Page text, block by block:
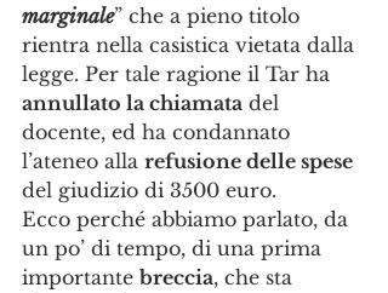
marginale” che a pieno titolo
rientra nella casistica vietata dalla
legge. Per tale ragione il Tar ha
annullato la chiamata del
docente, ed ha condannato
l’ateneo alla refusione delle spese
del giudizio di 3500 euro.
Ecco perché abbiamo parlato, da
un po’ di tempo, di una prima
importante breccia, che sta